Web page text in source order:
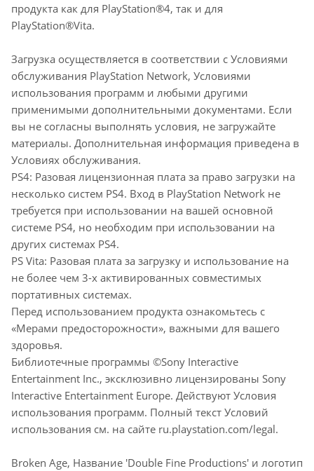
продукта как для PlayStation®4, так и для
PlayStation®Vita.
Загрузка осуществляется в соответствии с Условиями
обслуживания PlayStation Network, Условиями
использования программ и любыми другими
применимыми дополнительными документами. Если
вы не согласны выполнять условия, не загружайте
материалы. Дополнительная информация приведена в
Условиях обслуживания.
PS4: Разовая лицензионная плата за право загрузки на
несколько систем PS4. Вход в PlayStation Network не
требуется при использовании на вашей основной
системе PS4, но необходим при использовании на
других системах PS4.
PS Vita: Разовая плата за загрузку и использование на
не более чем 3-х активированных совместимых
портативных системах.
Перед использованием продукта ознакомьтесь с
«Мерами предосторожности», важными для вашего
здоровья.
Библиотечные программы ©Sony Interactive
Entertainment Inc., эксклюзивно лицензированы Sony
Interactive Entertainment Europe. Действуют Условия
использования программ. Полный текст Условий
использования см. на сайте ru.playstation.com/legal.
Broken Age, Название 'Double Fine Productions' и логотип